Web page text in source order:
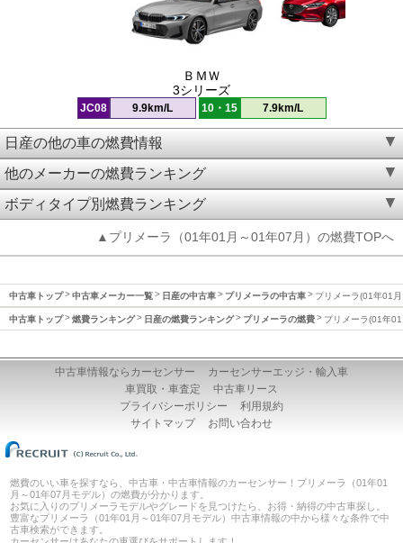
ＢＭＷ
3シリーズ
JC08 9.9km/L 10・15 7.9km/L
日産の他の車の燃費情報
他のメーカーの燃費ランキング
ボディタイプ別燃費ランキング
▲プリメーラ（01年01月～01年07月）の燃費TOPへ
中古車トップ 中古車メーカー一覧 日産の中古車 プリメーラの中古車 プリメーラ(01年01
中古車トップ 燃費ランキング 日産の燃費ランキング プリメーラの燃費 プリメーラ(01年
中古車情報ならカーセンサー
カーセンサーエッジ・輸入車
車買取・車査定
中古車リース
プライバシーポリシー
利用規約
サイトマップ
お問い合わせ
燃費のいい車を探すなら、中古車・中古車情報のカーセンサー！プリメーラ（01年01
月～01年07月モデル）の燃費が分かります。
お気に入りのプリメーラモデルやグレードを見つけたら、お得・納得の中古車探し。
豊富なプリメーラ（01年01月～01年07月モデル）中古車情報の中から様々な条件で中
古車検索ができます。